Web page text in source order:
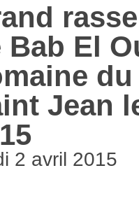
Bab El
Jean
2 avril 2015